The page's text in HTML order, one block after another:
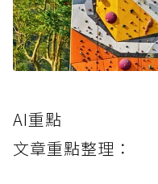
AI重點
文章重點整理：